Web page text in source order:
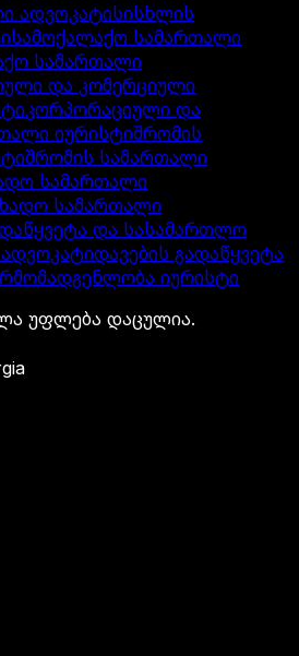
ადვოკატისისხლის
სამოქალაქო სამართალი
სამართალი
და კომერციული
კორპორაციული და
იურისტიშრომის
შრომის სამართალი
სამართალი
სამართალი
და სასამართლო
დავების გადაწყვეტა
იურისტი
უფლება დაცულია.